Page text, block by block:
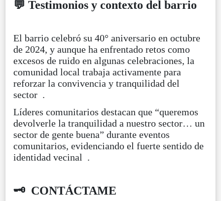
💬 Testimonios y contexto del barrio
El barrio celebró su 40° aniversario en octubre
de 2024, y aunque ha enfrentado retos como
excesos de ruido en algunas celebraciones, la
comunidad local trabaja activamente para
reforzar la convivencia y tranquilidad del
sector .
Líderes comunitarios destacan que “queremos
devolverle la tranquilidad a nuestro sector… un
sector de gente buena” durante eventos
comunitarios, evidenciando el fuerte sentido de
identidad vecinal .
🗝️ CONTÁCTAME